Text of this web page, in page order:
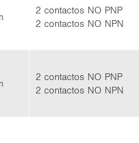
2 con­tac­tos NO PNP
2 con­tac­tos NO NPN
2 con­tac­tos NO PNP
2 con­tac­tos NO NPN